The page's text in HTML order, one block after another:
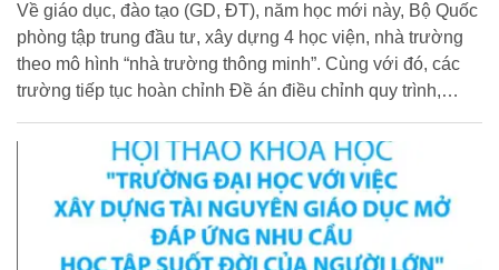
Về giáo dục, đào tạo (GD, ĐT), năm học mới này, Bộ Quốc
phòng tập trung đầu tư, xây dựng 4 học viện, nhà trường
theo mô hình “nhà trường thông minh”. Cùng với đó, các
trường tiếp tục hoàn chỉnh Đề án điều chỉnh quy trình,
Quân đội (NTQĐ), đáp ứng yêu cầu nhiệm vụ trong tình